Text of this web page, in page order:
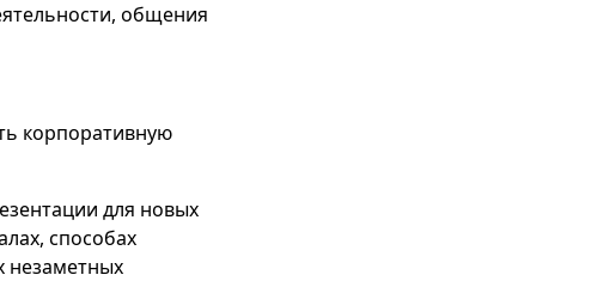
общения
корпоративную
для новых
способах
незаметных